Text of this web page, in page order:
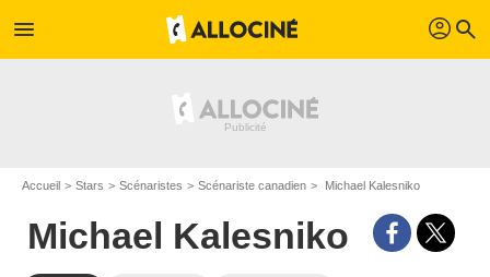
menu profil search
Accueil Stars Scénaristes Scénariste canadien Michael Kalesniko
Michael Kalesniko